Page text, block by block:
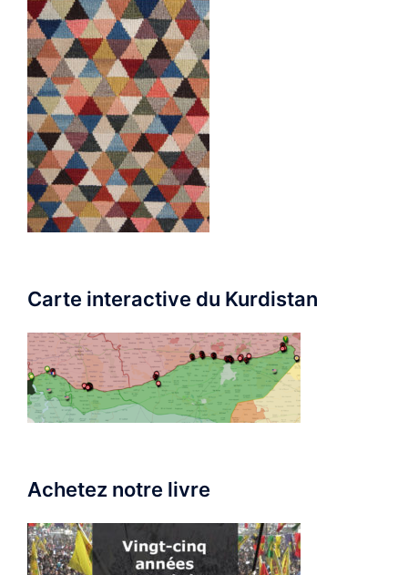
Carte interactive du Kurdistan
Achetez notre livre